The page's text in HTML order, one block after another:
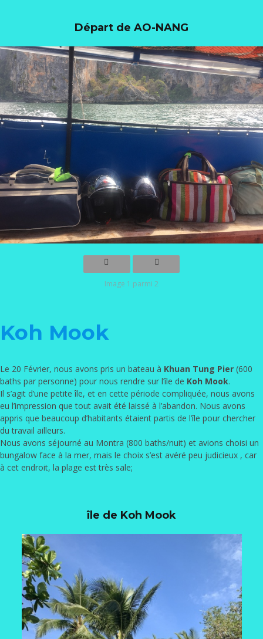
Départ de AO-NANG
Image 1 parmi 2
Koh Mook
Le 20 Février, nous avons pris un bateau à Khuan Tung Pier (600
baths par personne) pour nous rendre sur l’île de Koh Mook.
Il s’agit d’une petite île, et en cette période compliquée, nous avons
eu l’impression que tout avait été laissé à l’abandon. Nous avons
appris que beaucoup d’habitants étaient partis de l’île pour chercher
du travail ailleurs.
Nous avons séjourné au Montra (800 baths/nuit) et avions choisi un
bungalow face à la mer, mais le choix s’est avéré peu judicieux , car
à cet endroit, la plage est très sale;
île de Koh Mook